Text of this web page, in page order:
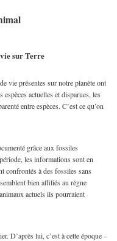
sur Terre
vie présentes sur notre planète ont
actuelles et disparues, les
entre espèces. C’est ce qu’on
grâce aux fossiles
les informations sont en
confrontés à des fossiles sans
bien affiliés au règne
actuels ils pourraient
D’après lui, c’est à cette époque –